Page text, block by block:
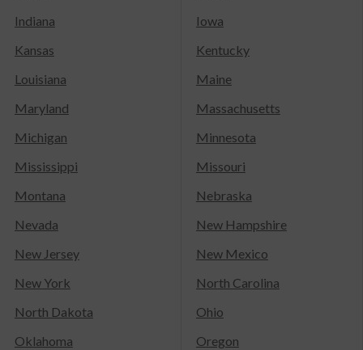
Indiana
Iowa
Kansas
Kentucky
Louisiana
Maine
Maryland
Massachusetts
Michigan
Minnesota
Mississippi
Missouri
Montana
Nebraska
Nevada
New Hampshire
New Jersey
New Mexico
New York
North Carolina
North Dakota
Ohio
Oklahoma
Oregon